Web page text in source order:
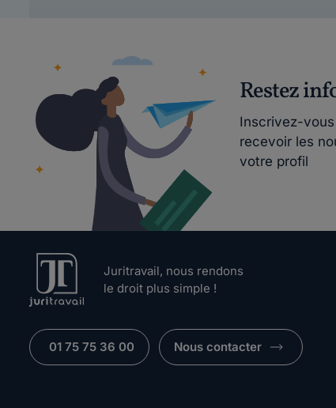
Restez
Inscrivez-
recevoir les
votre profil
Juritravail, nous rendons
le droit plus simple !
01 75 75 36 00 Nous contacter